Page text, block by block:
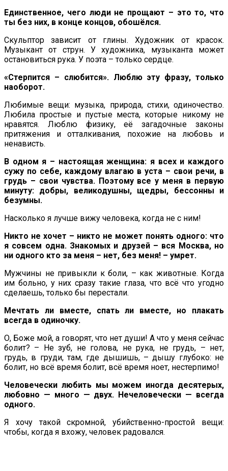
Единственное, чего люди не прощают – это то, что
ты без них, в конце концов, обошёлся.
Скульптор зависит от глины. Художник от красок.
Музыкант от струн. У художника, музыканта может
остановиться рука. У поэта – только сердце.
«Стерпится – слюбится». Люблю эту фразу, только
наоборот.
Любимые вещи: музыка, природа, стихи, одиночество.
Любила простые и пустые места, которые никому не
нравятся. Люблю физику, её загадочные законы
притяжения и отталкивания, похожие на любовь и
ненависть.
В одном я – настоящая женщина: я всех и каждого
сужу по себе, каждому влагаю в уста – свои речи, в
грудь – свои чувства. Поэтому все у меня в первую
минуту: добры, великодушны, щедры, бессонны и
безумны.
Насколько я лучше вижу человека, когда не с ним!
Никто не хочет – никто не может понять одного: что
я совсем одна. Знакомых и друзей – вся Москва, но
ни одного кто за меня – нет, без меня! – умрет.
Мужчины не привыкли к боли, – как животные. Когда
им больно, у них сразу такие глаза, что всё что угодно
сделаешь, только бы перестали.
Мечтать ли вместе, спать ли вместе, но плакать
всегда в одиночку.
О, Боже мой, а говорят, что нет души! А что у меня сейчас
болит? – Не зуб, не голова, не рука, не грудь, – нет,
грудь, в груди, там, где дышишь, – дышу глубоко: не
болит, но всё время болит, всё время ноет, нестерпимо!
Человечески любить мы можем иногда десятерых,
любовно — много — двух. Нечеловечески — всегда
одного.
Я хочу такой скромной, убийственно-простой вещи:
чтобы, когда я вхожу, человек радовался.